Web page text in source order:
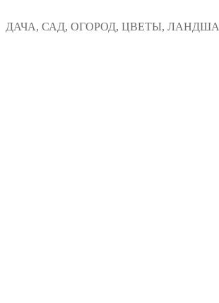
к
ДАЧА, САД, ОГОРОД, ЦВЕТЫ,